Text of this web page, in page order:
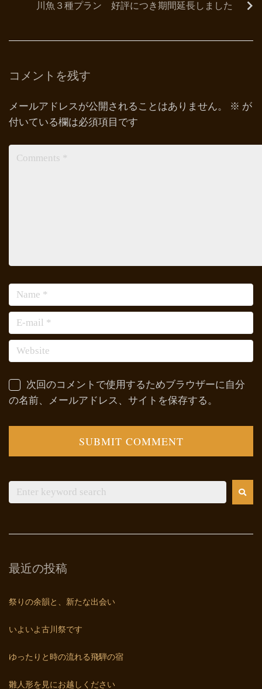
川魚３種プラン 好評につき期間延長しました
コメントを残す
メールアドレスが公開されることはありません。 ※ が
付いている欄は必須項目です
次回のコメントで使用するためブラウザーに自分
の名前、メールアドレス、サイトを保存する。
最近の投稿
祭りの余韻と、新たな出会い
いよいよ古川祭です
ゆったりと時の流れる飛騨の宿
雛人形を見にお越しください